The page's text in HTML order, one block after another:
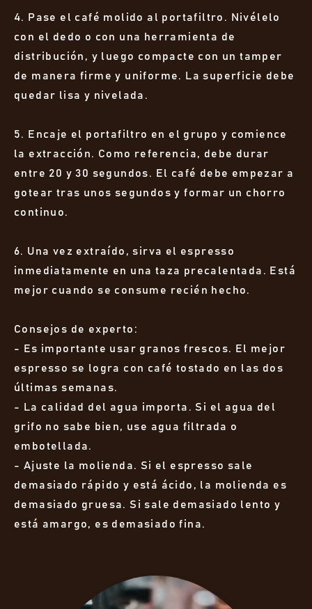
4. Pase el café molido al portafiltro. Nivélelo
con el dedo o con una herramienta de
distribución, y luego compacte con un tamper
de manera firme y uniforme. La superficie debe
quedar lisa y nivelada.
5. Encaje el portafiltro en el grupo y comience
la extracción. Como referencia, debe durar
entre 20 y 30 segundos. El café debe empezar a
gotear tras unos segundos y formar un chorro
continuo.
6. Una vez extraído, sirva el espresso
inmediatamente en una taza precalentada. Está
mejor cuando se consume recién hecho.
Consejos de experto:
- Es importante usar granos frescos. El mejor
espresso se logra con café tostado en las dos
últimas semanas.
- La calidad del agua importa. Si el agua del
grifo no sabe bien, use agua filtrada o
embotellada.
- Ajuste la molienda. Si el espresso sale
demasiado rápido y está ácido, la molienda es
demasiado gruesa. Si sale demasiado lento y
está amargo, es demasiado fina.